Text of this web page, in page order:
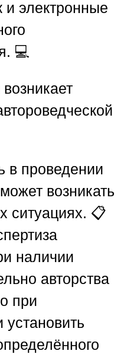
и электронные
💻
в проведении
возникать
ситуациях. 📋
наличии
авторства
при
установить